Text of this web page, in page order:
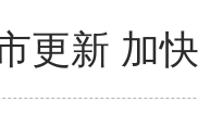
更新 加